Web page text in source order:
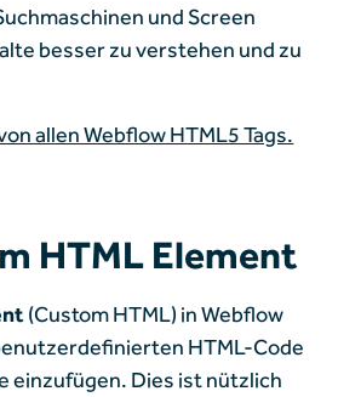
und Screen
besser zu verstehen und zu
allen Webflow HTML5 Tags.
HTML Element
(Custom HTML) in Webflow
HTML-Code
einzufügen. Dies ist nützlich